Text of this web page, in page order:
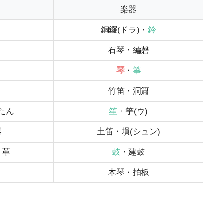
楽器
銅鑼(ドラ)・ 鈴
石琴・編磬
琴・ 箏
竹笛・洞簫
ん 笙 ・竽(ウ)
土笛・塤(シュン)
革 鼓 ・建鼓
木琴・拍板